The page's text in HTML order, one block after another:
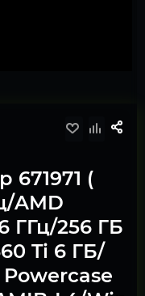
671971 (
AMD
ГГц/256 ГБ
Ti 6 ГБ/